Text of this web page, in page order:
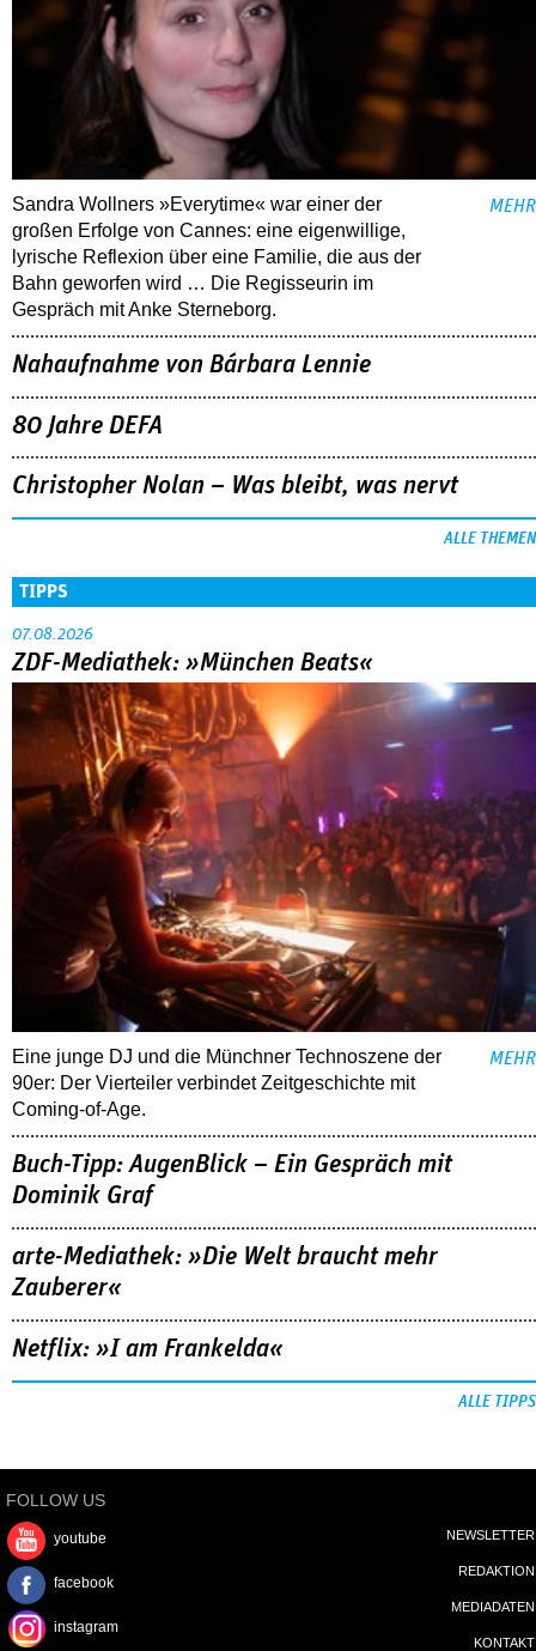
Sandra Wollners »Everytime« war einer der
großen Erfolge von Cannes: eine eigenwillige,
lyrische Reflexion über eine ­Familie, die aus der
Bahn geworfen wird … Die Regisseurin im
Gespräch mit Anke Sterneborg.
MEHR
Nahaufnahme von Bárbara Lennie
80 Jahre DEFA
Christopher Nolan – Was bleibt, was nervt
ALLE THEMEN
TIPPS
07.08.2026
ZDF-Mediathek: »München Beats«
Eine junge DJ und die Münchner Technoszene der
90er: Der Vierteiler verbindet Zeitgeschichte mit
Coming-of-Age.
MEHR
Buch-Tipp: AugenBlick – Ein Gespräch mit
Dominik Graf
arte-Mediathek: »Die Welt braucht mehr
Zauberer«
Netflix: »I am Frankelda«
ALLE TIPPS
FOLLOW US
youtube
facebook
instagram
NEWSLETTER
REDAKTION
MEDIADATEN
KONTAKT